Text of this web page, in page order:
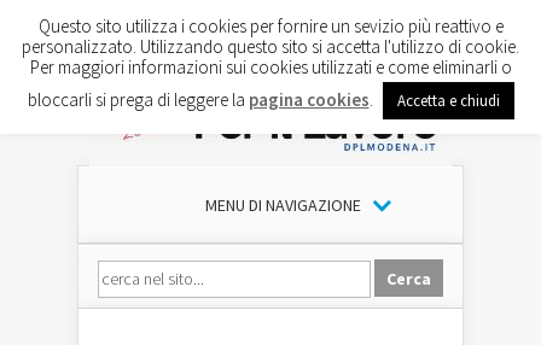
MENU DI NAVIGAZIONE
Questo sito utilizza i cookies per fornire un sevizio più reattivo e
personalizzato. Utilizzando questo sito si accetta l'utilizzo di cookie.
Per maggiori informazioni sui cookies utilizzati e come eliminarli o
bloccarli si prega di leggere la pagina cookies Accetta e chiudi